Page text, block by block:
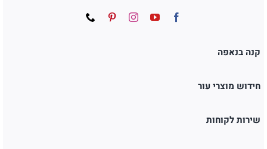
קנה בנאפה
חידוש מוצרי עור
שירות לקוחות